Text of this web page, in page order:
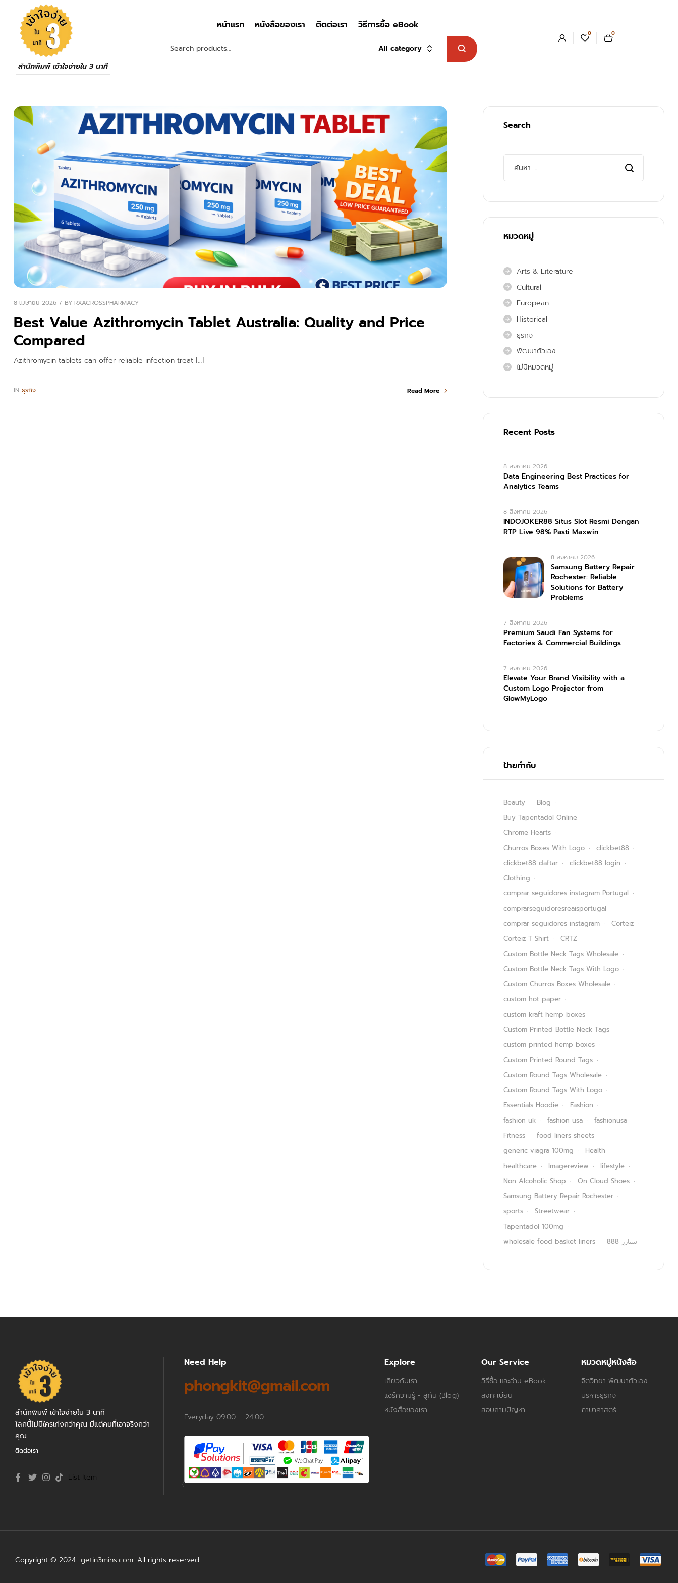
สำนักพิมพ์ เข้าใจง่ายใน 3 นาที
หน้าแรก หนังสือของเรา ติดต่อเรา วิธีการซื้อ eBook
All category
0 0
8 เมษายน 2026 BY RXACROSSPHARMACY
Best Value Azithromycin Tablet Australia: Quality and Price
Compared
Azithromycin tablets can offer reliable infection treat […]
IN ธุรกิจ Read More
Search
หมวดหมู่
Arts & Literature
Cultural
European
Historical
ธุรกิจ
พัฒนาตัวเอง
ไม่มีหมวดหมู่
Recent Posts
8 สิงหาคม 2026
Data Engineering Best Practices for
Analytics Teams
8 สิงหาคม 2026
INDOJOKER88 Situs Slot Resmi Dengan
RTP Live 98% Pasti Maxwin
8 สิงหาคม 2026
Samsung Battery Repair
Rochester: Reliable
Solutions for Battery
Problems
7 สิงหาคม 2026
Premium Saudi Fan Systems for
Factories & Commercial Buildings
7 สิงหาคม 2026
Elevate Your Brand Visibility with a
Custom Logo Projector from
GlowMyLogo
ป้ายกำกับ
Beauty
Blog
Buy Tapentadol Online
Chrome Hearts
Churros Boxes With Logo
clickbet88
clickbet88 daftar
clickbet88 login
Clothing
comprar seguidores instagram Portugal
comprarseguidoresreaisportugal
comprar seguidores instagram
Corteiz
Corteiz T Shirt
CRTZ
Custom Bottle Neck Tags Wholesale
Custom Bottle Neck Tags With Logo
Custom Churros Boxes Wholesale
custom hot paper
custom kraft hemp boxes
Custom Printed Bottle Neck Tags
custom printed hemp boxes
Custom Printed Round Tags
Custom Round Tags Wholesale
Custom Round Tags With Logo
Essentials Hoodie
Fashion
fashion uk
fashion usa
fashionusa
Fitness
food liners sheets
generic viagra 100mg
Health
healthcare
Imagereview
lifestyle
Non Alcoholic Shop
On Cloud Shoes
Samsung Battery Repair Rochester
sports
Streetwear
Tapentadol 100mg
wholesale food basket liners
ستارز 888
สำนักพิมพ์ เข้าใจง่ายใน 3 นาที
โลกนี้ไม่มีใครเก่งกว่าคุณ มีแต่คนที่เอาจริงกว่า
คุณ
ติดต่อเรา
List Item
Need Help
phongkit@gmail.com
Everyday 09.00 – 24.00
Explore
เกี่ยวกับเรา
แชร์ความรู้ - สู่กัน (Blog)
หนังสือของเรา
Our Service
วิธีซื้อ และอ่าน eBook
ลงทะเบียน
สอบถามปัญหา
หมวดหมู่หนังสือ
จิตวิทยา พัฒนาตัวเอง
บริหารธุรกิจ
ภาษาศาสตร์
Copyright © 2024 getin3mins.com. All rights reserved.